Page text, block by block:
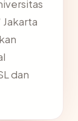
dan